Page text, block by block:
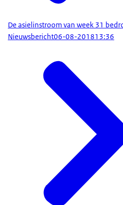
De asielinstroom van week 31
Nieuwsbericht06-08-201813:36